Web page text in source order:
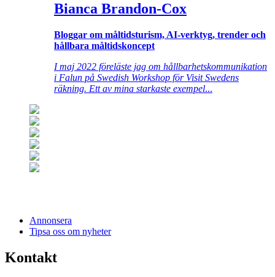
Bianca Brandon-Cox
Bloggar om måltidsturism, AI-verktyg, trender och
hållbara måltidskoncept
I maj 2022 föreläste jag om hållbarhetskommunikation
i Falun på Swedish Workshop för Visit Swedens
räkning. Ett av mina starkaste exempel...
Annonsera
Tipsa oss om nyheter
Kontakt